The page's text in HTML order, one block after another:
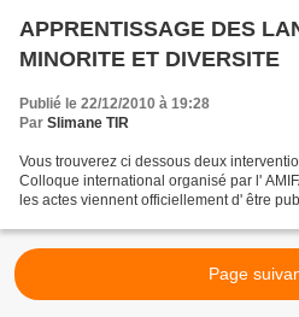
APPRENTISSAGE DES
MINORITE ET DIVERSITE
Publié le 22/12/2010 à 19:28
Par Slimane TIR
Vous trouverez ci dessous deux
Colloque international organisé par l'
les actes viennent officiellement d' être
Page